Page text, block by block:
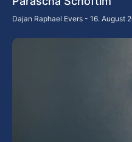
Dajan Raphael Evers 16. August